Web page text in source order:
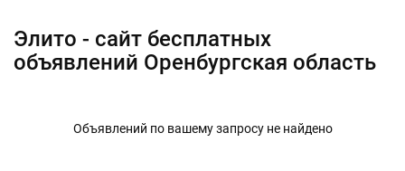
Элито - сайт бесплатных
объявлений Оренбургская область
Объявлений по вашему запросу не найдено